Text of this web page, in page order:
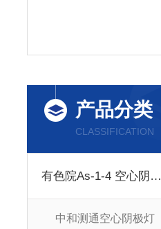
产品分类
CLASSIFICATION
有色院As-1-4 空心阴极灯
中和测通空心阴极灯